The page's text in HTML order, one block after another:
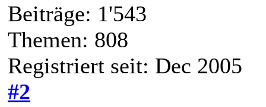
Beiträge: 1'543
Themen: 808
Registriert seit: Dec 2005
#2